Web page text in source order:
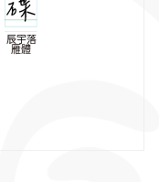
辰宇落
雁體